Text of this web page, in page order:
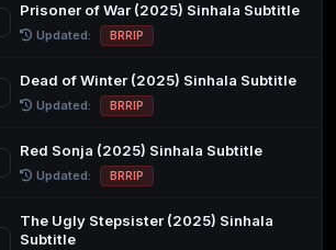
Prisoner of War (2025) Sinhala Subtitle
Updated: BRRIP
Dead of Winter (2025) Sinhala Subtitle
Updated: BRRIP
Red Sonja (2025) Sinhala Subtitle
Updated: BRRIP
The Ugly Stepsister (2025) Sinhala
Subtitle